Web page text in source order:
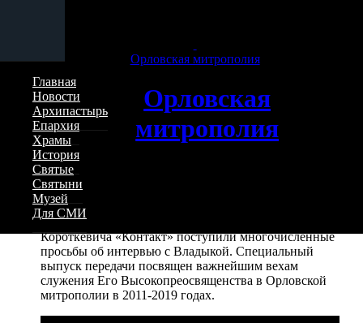
Орловская митрополия
Орловская
митрополия
Главная
Новости
Архипастырь
Епархия
Храмы
История
Святые
Святыни
Музей
Для СМИ
митрополита Антония. Интервью в
программе «Контакт»
16 ноября 2019 — 15:50
В преддверие празднования 80-летия
Высокопреосвященнейшего митрополита Антония
(Черемисова) в редакцию программы Александра
Короткевича «Контакт» поступили многочисленные
просьбы об интервью с Владыкой. Специальный
выпуск передачи посвящен важнейшим вехам
служения Его Высокопреосвященства в Орловской
митрополии в 2011-2019 годах.